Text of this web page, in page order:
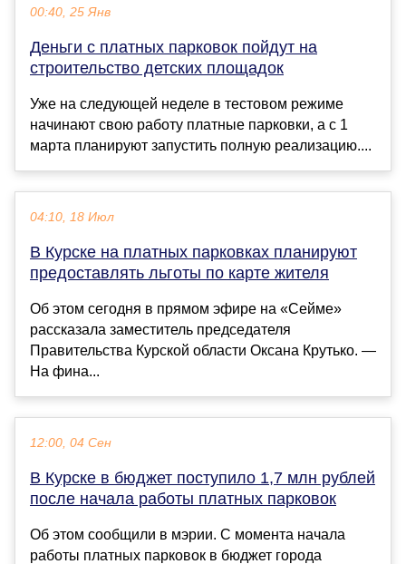
00:40, 25 Янв
Деньги с платных парковок пойдут на
строительство детских площадок
Уже на следующей неделе в тестовом режиме
начинают свою работу платные парковки, а с 1
марта планируют запустить полную реализацию....
04:10, 18 Июл
В Курске на платных парковках планируют
предоставлять льготы по карте жителя
Об этом сегодня в прямом эфире на «Сейме»
рассказала заместитель председателя
Правительства Курской области Оксана Крутько. —
На фина...
12:00, 04 Сен
В Курске в бюджет поступило 1,7 млн рублей
после начала работы платных парковок
Об этом сообщили в мэрии. С момента начала
работы платных парковок в бюджет города